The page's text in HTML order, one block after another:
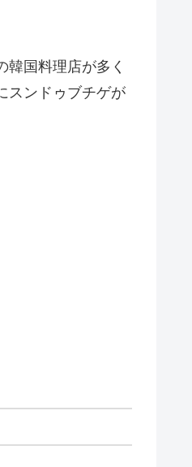
国料理店が多く
スンドゥブチゲが